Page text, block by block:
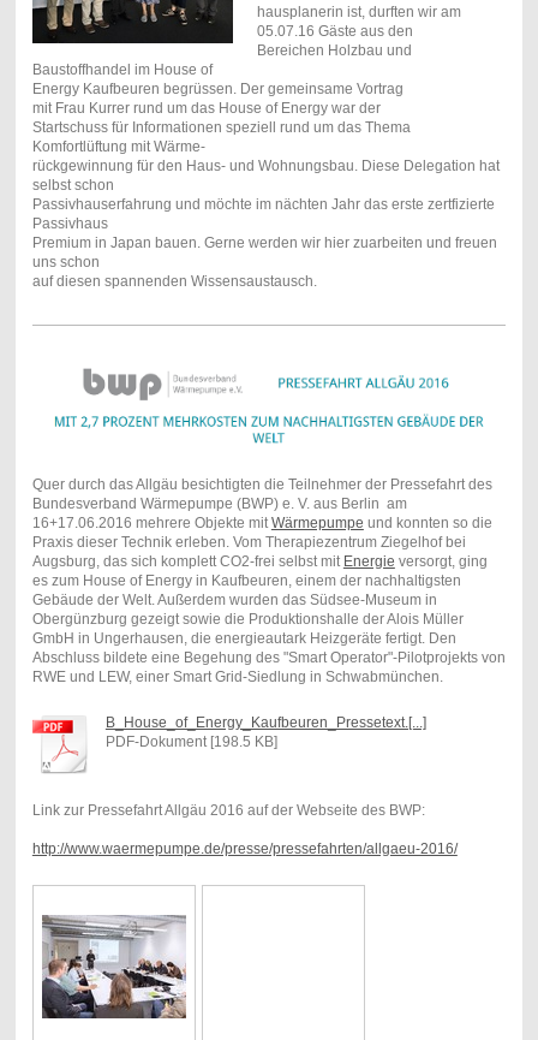
hausplanerin ist, durften wir am
05.07.16 Gäste aus den
Bereichen Holzbau und
Baustoffhandel im House of
Energy Kaufbeuren begrüssen. Der gemeinsame Vortrag
mit Frau Kurrer rund um das House of Energy war der
Startschuss für Informationen speziell rund um das Thema
Komfortlüftung mit Wärme-
rückgewinnung für den Haus- und Wohnungsbau. Diese Delegation hat
selbst schon
Passivhauserfahrung und möchte im nächten Jahr das erste zertfizierte
Passivhaus
Premium in Japan bauen. Gerne werden wir hier zuarbeiten und freuen
uns schon
auf diesen spannenden Wissensaustausch.
Quer durch das Allgäu besichtigten die Teilnehmer der Pressefahrt des
Bundesverband Wärmepumpe (BWP) e. V. aus Berlin am
16+17.06.2016 mehrere Objekte mitWärmepumpe und konnten so die
Praxis dieser Technik erleben. Vom Therapiezentrum Ziegelhof bei
Augsburg, das sich komplett CO2-frei selbst mit Energie versorgt, ging
es zum House of Energy in Kaufbeuren, einem der nachhaltigsten
Gebäude der Welt. Außerdem wurden das Südsee-Museum in
Obergünzburg gezeigt sowie die Produktionshalle der Alois Müller
GmbH in Ungerhausen, die energieautark Heizgeräte fertigt. Den
Abschluss bildete eine Begehung des "Smart Operator"-Pilotprojekts von
RWE und LEW, einer Smart Grid-Siedlung in Schwabmünchen.
B_House_of_Energy_Kaufbeuren_Pressetext.[...]
PDF-Dokument [198.5 KB]
Link zur Pressefahrt Allgäu 2016 auf der Webseite des BWP:
http://www.waermepumpe.de/presse/pressefahrten/allgaeu-2016/